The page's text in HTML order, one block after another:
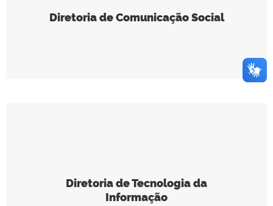
Diretoria de Comunicação Social
Diretoria de Tecnologia da
Informação